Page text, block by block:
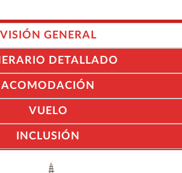
VISIÓN GENERAL
DETALLADO
ACOMODACIÓN
VUELO
INCLUSIÓN